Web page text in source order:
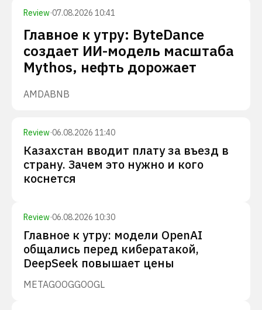
Review·07.08.2026 10:41
Главное к утру: ByteDance
создает ИИ-модель масштаба
Mythos, нефть дорожает
AMDABNB
Review·06.08.2026 11:40
Казахстан вводит плату за въезд в
страну. Зачем это нужно и кого
коснется
Review·06.08.2026 10:30
Главное к утру: модели OpenAI
общались перед кибератакой,
DeepSeek повышает цены
METAGOOGGOOGL